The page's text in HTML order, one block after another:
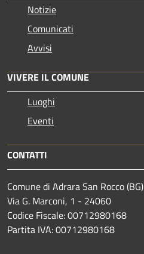
Notizie
Comunicati
Avvisi
VIVERE IL COMUNE
Luoghi
Eventi
CONTATTI
Comune di Adrara San Rocco (BG)
Via G. Marconi, 1 - 24060
Codice Fiscale: 00712980168
Partita IVA: 00712980168